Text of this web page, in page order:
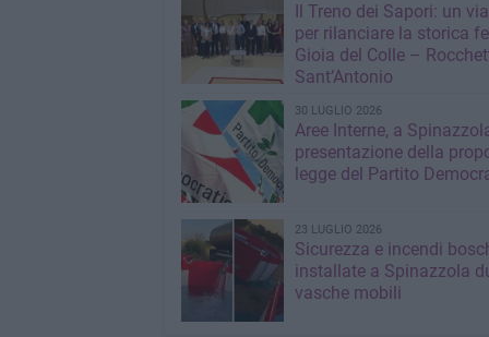
Il Treno dei Sapori: un
per rilanciare la storica
Gioia del Colle –
Sant’Antonio
30 LUGLIO 2026
Aree Interne, a
presentazione della
legge del Partito
23 LUGLIO 2026
Sicurezza e incendi
installate a Spinazzola
vasche mobili